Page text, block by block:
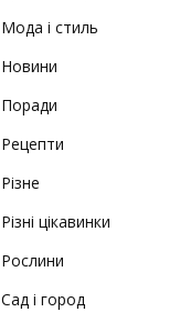
Мода і стиль
Новини
Поради
Рецепти
Різне
Різні цікавинки
Рослини
Сад і город